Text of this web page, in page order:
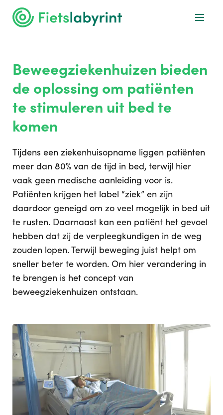
Beweegziekenhuizen bieden
de oplossing om patiënten
te stimuleren uit bed te
komen
Tijdens een ziekenhuisopname liggen patiënten
meer dan 80% van de tijd in bed, terwijl hier
vaak geen medische aanleiding voor is.
Patiënten krijgen het label “ziek” en zijn
daardoor geneigd om zo veel mogelijk in bed uit
te rusten. Daarnaast kan een patiënt het gevoel
hebben dat zij de verpleegkundigen in de weg
zouden lopen. Terwijl beweging juist helpt om
sneller beter te worden. Om hier verandering in
te brengen is het concept van
beweegziekenhuizen ontstaan.